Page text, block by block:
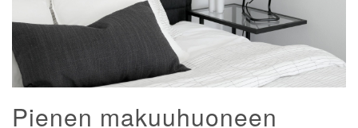
Pienen makuuhuoneen